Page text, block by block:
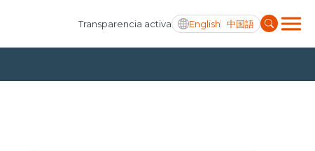
Transparencia activa English 中国語